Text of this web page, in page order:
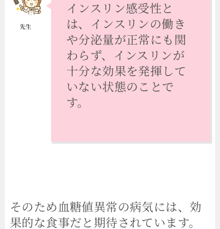
インスリン感受性と
は、インスリンの働き
や分泌量が正常にも関
わらず、インスリンが
十分な効果を発揮して
いない状態のことで
す。
そのため血糖値異常の病気には、効
果的な食事だと期待されています。